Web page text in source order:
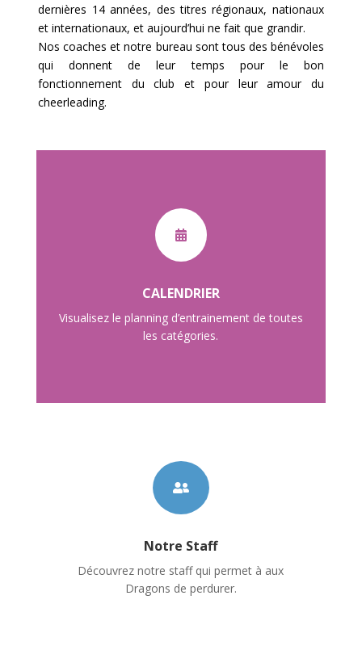
dernières 14 années, des titres régionaux, nationaux
et internationaux, et aujourd’hui ne fait que grandir.
Nos coaches et notre bureau sont tous des bénévoles
qui donnent de leur temps pour le bon
fonctionnement du club et pour leur amour du
cheerleading.

CALENDRIER
Visualisez le planning d’entrainement de toutes
les catégories.

Notre Staff
Découvrez notre staff qui permet à aux
Dragons de perdurer.